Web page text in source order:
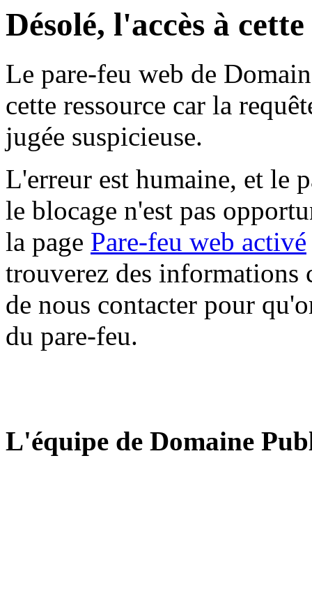
Désolé, l'accès à
Le pare-feu web de
cette ressource car la
jugée suspicieuse.
L'erreur est humaine, et le
le blocage n'est pas
la page Pare-feu web activé
trouverez des informations
de nous contacter pour
du pare-feu.
L'équipe de Domaine